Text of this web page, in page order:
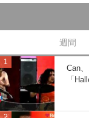
週間
Can
「